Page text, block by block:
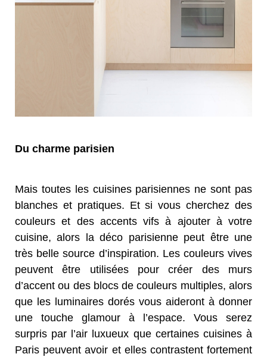
Du charme parisien
Mais toutes les cuisines parisiennes ne sont pas
blanches et pratiques. Et si vous cherchez des
couleurs et des accents vifs à ajouter à votre
cuisine, alors la déco parisienne peut être une
très belle source d’inspiration. Les couleurs vives
peuvent être utilisées pour créer des murs
d’accent ou des blocs de couleurs multiples, alors
que les luminaires dorés vous aideront à donner
une touche glamour à l’espace. Vous serez
surpris par l’air luxueux que certaines cuisines à
Paris peuvent avoir et elles contrastent fortement